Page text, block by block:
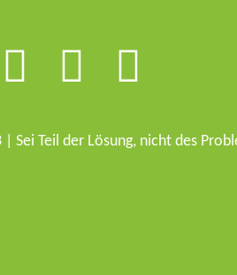
Sei Teil der Lösung, nicht des